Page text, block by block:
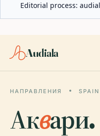
Editorial process:
Audiala
НАПРАВЛЕНИЯ SPAIN
Аквари.